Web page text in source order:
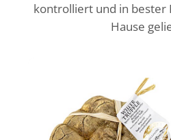
kontrolliert und in bester
Hause